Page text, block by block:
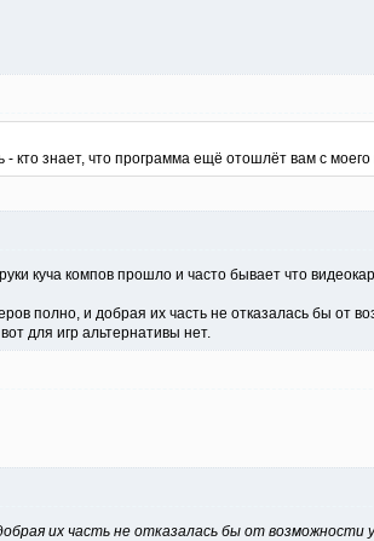
кто знает, что программа ещё отошлёт вам с
куча компов прошло и часто бывает что
полно, и добрая их часть не отказалась бы от
для игр альтернативы нет.
их часть не отказалась бы от возможности